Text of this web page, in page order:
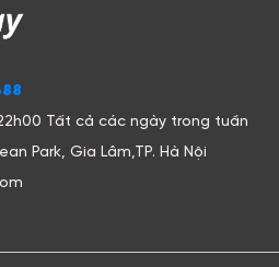
Tất cả các ngày trong tuần
Park, Gia Lâm,TP. Hà Nội